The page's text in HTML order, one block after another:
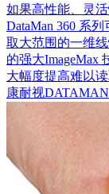
如果高性能、灵
DataMan 360 系列
取大范围的一维线
的强大ImageMax
大幅度提高难以读
康耐视